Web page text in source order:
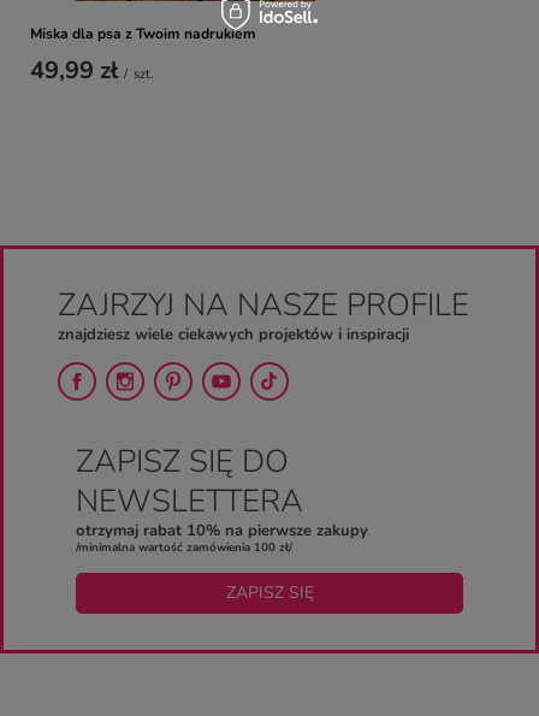
Miska dla psa z Twoim nadrukiem
49,99 zł / szt.
ZAJRZYJ NA NASZE PROFILE
znajdziesz wiele ciekawych projektów i inspiracji
ZAPISZ SIĘ DO
NEWSLETTERA
otrzymaj rabat 10% na pierwsze zakupy
/minimalna wartość zamówienia 100 zł/
ZAPISZ SIĘ